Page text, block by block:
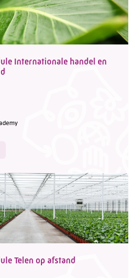
Internationale handel en
Telen op afstand